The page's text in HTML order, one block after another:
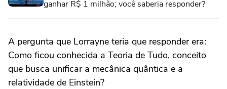
ganhar R$ 1 milhão; você saberia responder?
A pergunta que Lorrayne teria que responder era:
Como ficou conhecida a Teoria de Tudo, conceito
que busca unificar a mecânica quântica e a
relatividade de Einstein?